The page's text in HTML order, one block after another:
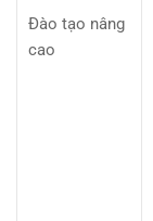
Đào tạo nâng
cao